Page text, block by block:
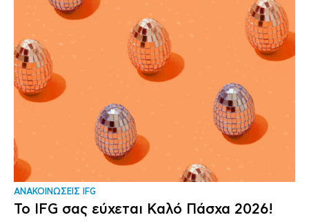
ΑΝΑΚΟΙΝΩΣΕΙΣ IFG
Το IFG σας εύχεται Καλό Πάσχα 2026!